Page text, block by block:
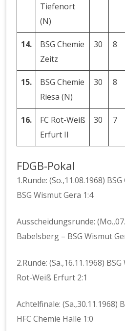
Tiefenort
(N)
14.
BSG Chemie
Zeitz
30 8
15.
BSG Chemie
Riesa (N)
30 8
16.
FC Rot-Weiß
Erfurt II
30 7
FDGB-Pokal
1.Runde: (So.,11.08.1968)
BSG Wismut Gera 1:4
Ausscheidungsrunde:
Babelsberg – BSG Wismut
2.Runde: (Sa.,16.11.1968)
Rot-Weiß Erfurt 2:1
Achtelfinale: (Sa.,30.11.1968)
HFC Chemie Halle 1:0